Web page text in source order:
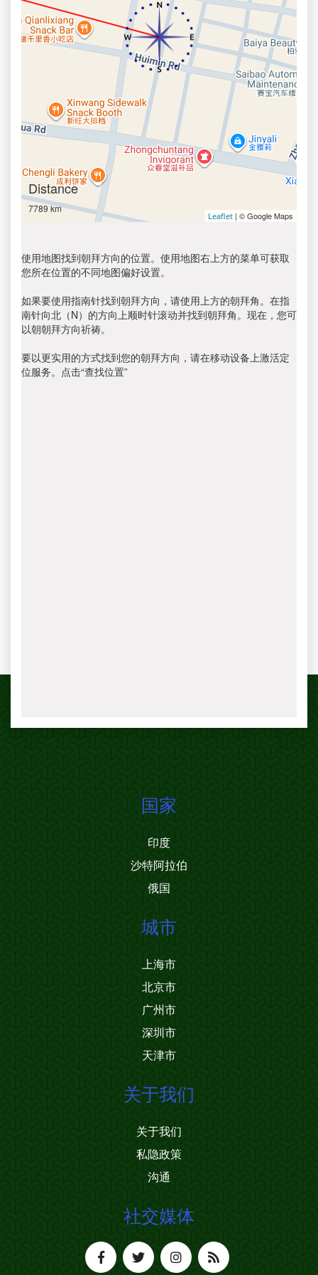
Distance
7789 km
Leaflet | © Google Maps
使用地图找到朝拜方向的位置。使用地图右上方的菜单可获取
您所在位置的不同地图偏好设置。
如果要使用指南针找到朝拜方向，请使用上方的朝拜角。在指
南针向北（N）的方向上顺时针滚动并找到朝拜角。现在，您可
以朝朝拜方向祈祷。
要以更实用的方式找到您的朝拜方向，请在移动设备上激活定
位服务。点击“查找位置”
国家
印度
沙特阿拉伯
俄国
城市
上海市
北京市
广州市
深圳市
天津市
关于我们
关于我们
私隐政策
沟通
社交媒体